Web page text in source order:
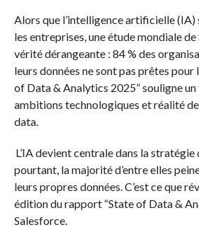
Alors que l’intelligence artificielle (IA)
les entreprises, une étude mondiale
vérité dérangeante : 84 % des
leurs données ne sont pas prêtes pour
of Data & Analytics 2025” souligne
ambitions technologiques et réalité
data.
L’IA devient centrale dans la stratégie
pourtant, la majorité d’entre elles
leurs propres données. C’est ce que
édition du rapport “State of Data &
Salesforce.